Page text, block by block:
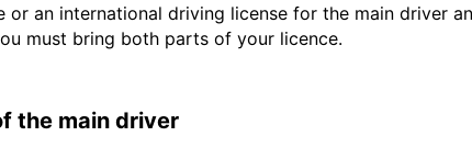
an international driving license for the main driver
must bring both parts of your licence.
the main driver